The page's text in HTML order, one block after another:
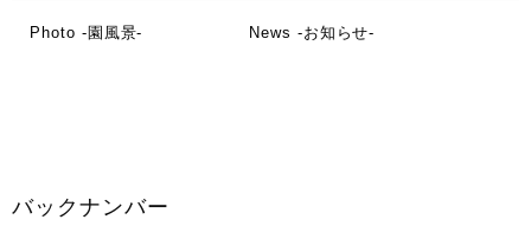
Photo -園風景- News -お知らせ-
バックナンバー